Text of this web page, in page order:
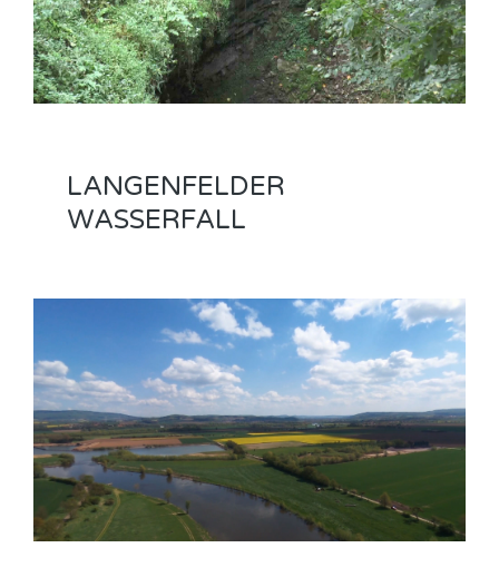
LANGENFELDER
WASSERFALL